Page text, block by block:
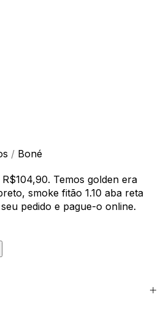
/ Boné
Temos golden era
smoke fitão 1.10 aba reta
pedido e pague-o online.